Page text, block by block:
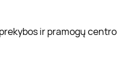
ir pramogų centro